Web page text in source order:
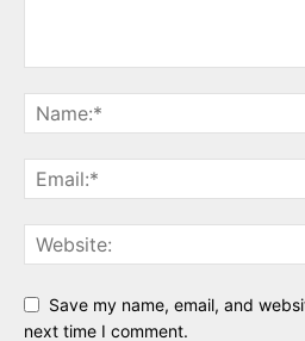
Save my name, email, and
next time I comment.